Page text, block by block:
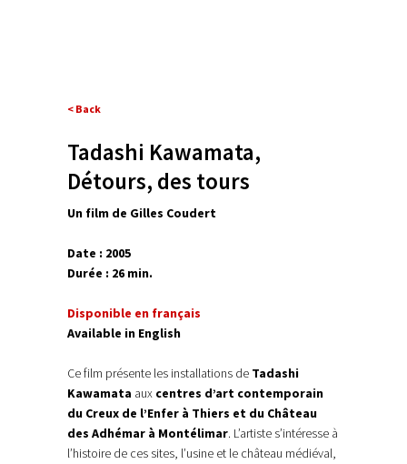
< Back
Tadashi Kawamata,
Détours, des tours
Un film de Gilles Coudert
Date : 2005
Durée : 26 min.
Disponible en français
Available in English
Ce film présente les installations de Tadashi
Kawamata aux centres d’art contemporain
du Creux de l’Enfer à Thiers et du Château
des Adhémar à Montélimar. L’artiste s’intéresse à
l’histoire de ces sites, l’usine et le château médiéval,